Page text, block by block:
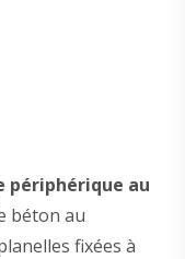
périphérique au
béton au
fixées à